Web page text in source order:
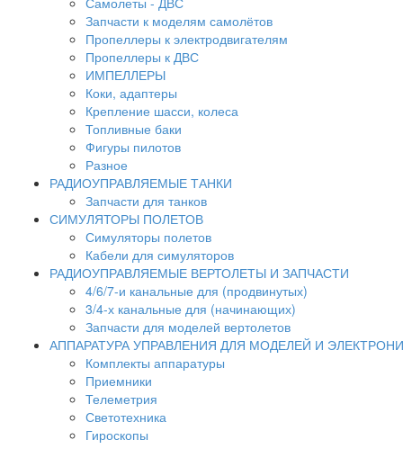
Запчасти к моделям самолётов
Пропеллеры к электродвигателям
Пропеллеры к ДВС
ИМПЕЛЛЕРЫ
Коки, адаптеры
Крепление шасси, колеса
Топливные баки
Фигуры пилотов
Разное
РАДИОУПРАВЛЯЕМЫЕ ТАНКИ
Запчасти для танков
СИМУЛЯТОРЫ ПОЛЕТОВ
Симуляторы полетов
Кабели для симуляторов
РАДИОУПРАВЛЯЕМЫЕ ВЕРТОЛЕТЫ И ЗАПЧАСТИ
4/6/7-и канальные для (продвинутых)
3/4-х канальные для (начинающих)
Запчасти для моделей вертолетов
АППАРАТУРА УПРАВЛЕНИЯ ДЛЯ МОДЕЛЕЙ И
Комплекты аппаратуры
Приемники
Телеметрия
Светотехника
Гироскопы